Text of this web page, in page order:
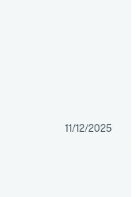
11/12/2025